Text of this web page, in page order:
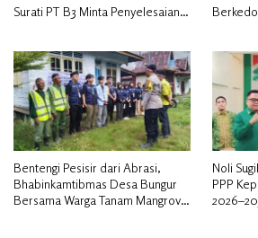
Surati PT B3 Minta Penyelesaian
Bentengi Pesisir dari Abrasi,
Bhabinkamtibmas Desa Bungur
Bersama Warga Tanam Mangrove
Noli
PPP